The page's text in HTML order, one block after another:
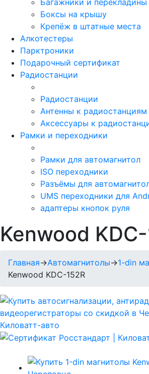
Боксы на крышу
Крепёж в штатные места
Алкотестеры
Парктроники
Подарочный сертификат
Радиостанции
Радиостанции
Антенны к радиостанциям
Аксессуары к
Рамки и переходники
Рамки для автомагнитол
ISO переходники
Разъёмы для
UMS переходники для
адаптеры кнопок руля
Kenwood
Главная→Автомагнитолы→1-din
Kenwood KDC-152R